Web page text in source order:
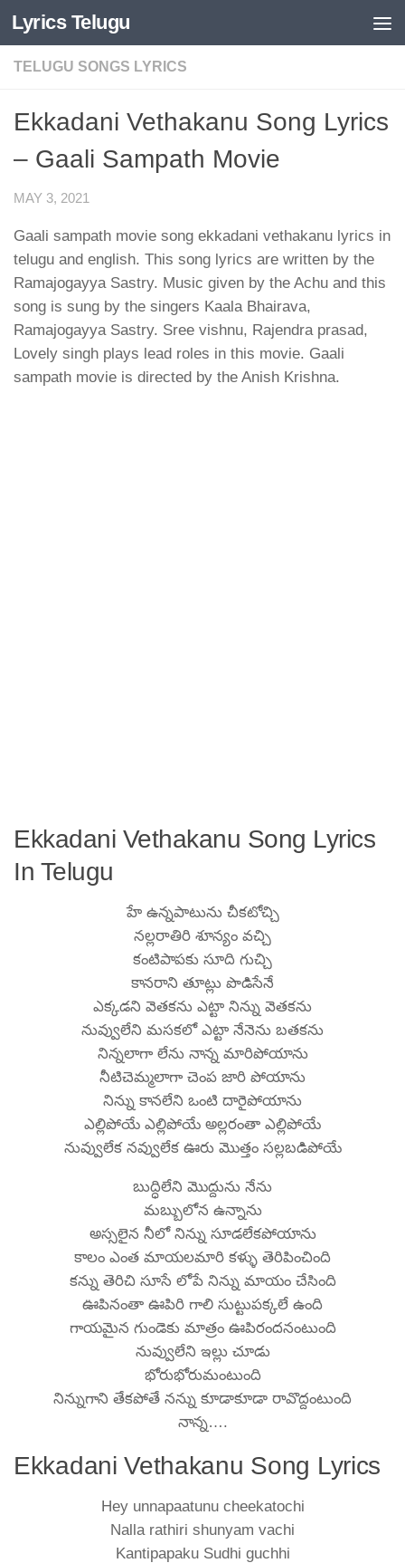
Skip to content
Lyrics Telugu
TELUGU SONGS LYRICS
Ekkadani Vethakanu Song Lyrics
– Gaali Sampath Movie
MAY 3, 2021
Gaali sampath movie song ekkadani vethakanu lyrics in
telugu and english. This song lyrics are written by the
Ramajogayya Sastry. Music given by the Achu and this
song is sung by the singers Kaala Bhairava,
Ramajogayya Sastry. Sree vishnu, Rajendra prasad,
Lovely singh plays lead roles in this movie. Gaali
sampath movie is directed by the Anish Krishna.
Ekkadani Vethakanu Song Lyrics
In Telugu
హే ఉన్నపాటును చీకటోచ్చి
నల్లరాతిరి శూన్యం వచ్చి
కంటిపాపకు సూది గుచ్చి
కానరాని తూట్లు పొడిసేనే
ఎక్కడని వెతకను ఎట్టా నిన్ను వెతకను
నువ్వులేని మసకలో ఎట్టా నేనెను బతకను
నిన్నలాగా లేను నాన్న మారిపోయాను
నీటిచెమ్మలాగా చెంప జారి పోయాను
నిన్ను కానలేని ఒంటి దారైపోయాను
ఎల్లిపోయే ఎల్లిపోయే అల్లరంతా ఎల్లిపోయే
నువ్వులేక నవ్వులేక ఊరు మొత్తం సల్లబడిపోయే
బుద్ధిలేని మొద్దును నేను
మబ్బులోన ఉన్నాను
అస్సలైన నీలో నిన్ను సూడలేకపోయాను
కాలం ఎంత మాయలమారి కళ్ళు తెరిపించింది
కన్ను తెరిచి సూసే లోపే నిన్ను మాయం చేసింది
ఊపినంతా ఊపిరి గాలి సుట్టుపక్కలే ఉంది
గాయమైన గుండెకు మాత్రం ఊపిరందనంటుంది
నువ్వులేని ఇల్లు చూడు
భోరుభోరుమంటుంది
నిన్నుగాని తేకపోతే నన్ను కూడాకూడా రావొద్దంటుంది
నాన్న….
Ekkadani Vethakanu Song Lyrics
Hey unnapaatunu cheekatochi
Nalla rathiri shunyam vachi
Kantipapaku Sudhi guchhi